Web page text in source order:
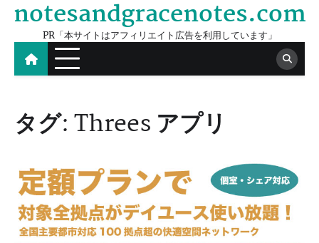
Skip
content
notesandgracenotes.com
PR「本サイトはアフィリエイト広告を利用しています」
タグ:Threes アプリ